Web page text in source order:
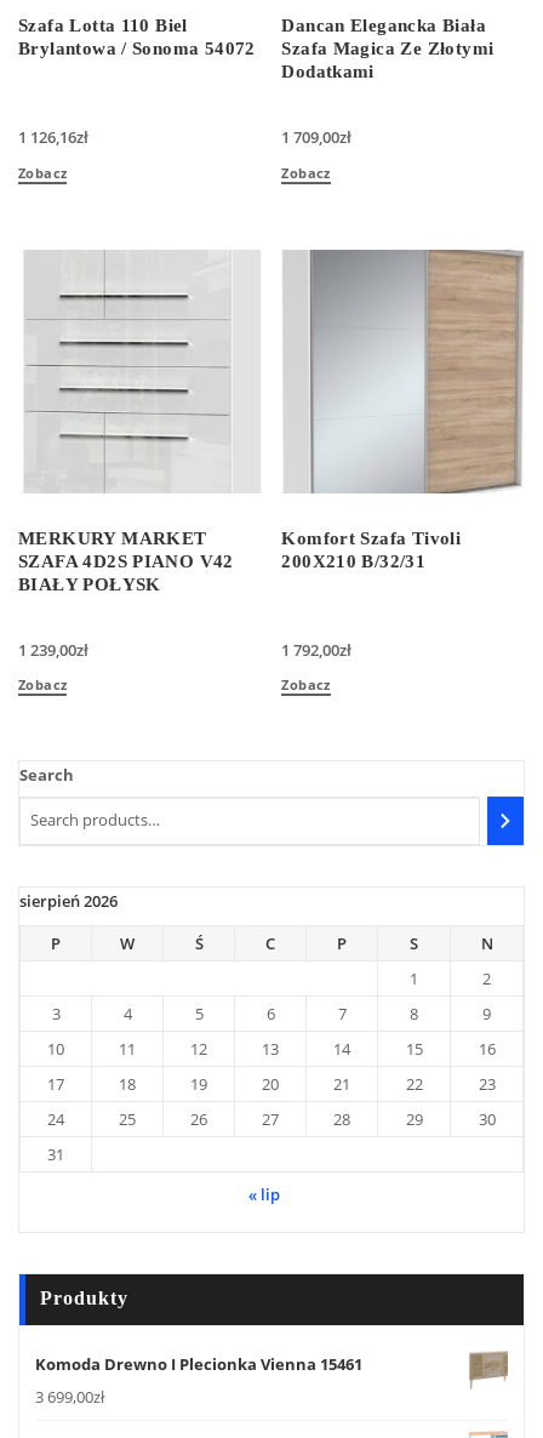
Szafa Lotta 110 Biel
Brylantowa / Sonoma 54072
1 126,16zł
Zobacz
Dancan Elegancka Biała
Szafa Magica Ze Złotymi
Dodatkami
1 709,00zł
Zobacz
MERKURY MARKET
SZAFA 4D2S PIANO V42
BIAŁY POŁYSK
1 239,00zł
Zobacz
Komfort Szafa Tivoli
200X210 B/32/31
1 792,00zł
Zobacz
Search
sierpień 2026
P
W Ś C P S
N
1
2
3
4 5 6 7 8
9
10
11 12 13 14 15
16
17
18 19 20 21 22
23
24
25 26 27 28 29
30
31
« lip
Produkty
Komoda Drewno I Plecionka Vienna 15461
3 699,00zł